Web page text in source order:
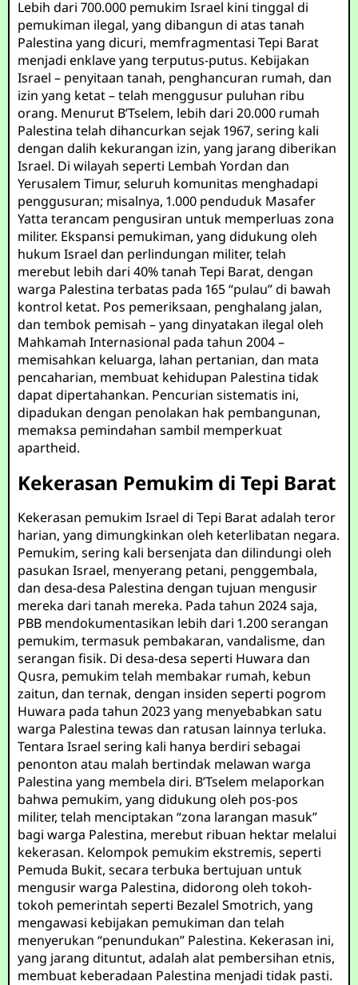
Lebih dari 700.000 pemukim Israel kini tinggal di
pemukiman ilegal, yang dibangun di atas tanah
Palestina yang dicuri, memfragmentasi Tepi Barat
menjadi enklave yang terputus-putus. Kebijakan
Israel – penyitaan tanah, penghancuran rumah, dan
izin yang ketat – telah menggusur puluhan ribu
orang. Menurut B’Tselem, lebih dari 20.000 rumah
Palestina telah dihancurkan sejak 1967, sering kali
dengan dalih kekurangan izin, yang jarang diberikan
Israel. Di wilayah seperti Lembah Yordan dan
Yerusalem Timur, seluruh komunitas menghadapi
penggusuran; misalnya, 1.000 penduduk Masafer
Yatta terancam pengusiran untuk memperluas zona
militer. Ekspansi pemukiman, yang didukung oleh
hukum Israel dan perlindungan militer, telah
merebut lebih dari 40% tanah Tepi Barat, dengan
warga Palestina terbatas pada 165 “pulau” di bawah
kontrol ketat. Pos pemeriksaan, penghalang jalan,
dan tembok pemisah – yang dinyatakan ilegal oleh
Mahkamah Internasional pada tahun 2004 –
memisahkan keluarga, lahan pertanian, dan mata
pencaharian, membuat kehidupan Palestina tidak
dapat dipertahankan. Pencurian sistematis ini,
dipadukan dengan penolakan hak pembangunan,
memaksa pemindahan sambil memperkuat
apartheid.
Kekerasan Pemukim di Tepi Barat
Kekerasan pemukim Israel di Tepi Barat adalah teror
harian, yang dimungkinkan oleh keterlibatan negara.
Pemukim, sering kali bersenjata dan dilindungi oleh
pasukan Israel, menyerang petani, penggembala,
dan desa-desa Palestina dengan tujuan mengusir
mereka dari tanah mereka. Pada tahun 2024 saja,
PBB mendokumentasikan lebih dari 1.200 serangan
pemukim, termasuk pembakaran, vandalisme, dan
serangan fisik. Di desa-desa seperti Huwara dan
Qusra, pemukim telah membakar rumah, kebun
zaitun, dan ternak, dengan insiden seperti pogrom
Huwara pada tahun 2023 yang menyebabkan satu
warga Palestina tewas dan ratusan lainnya terluka.
Tentara Israel sering kali hanya berdiri sebagai
penonton atau malah bertindak melawan warga
Palestina yang membela diri. B’Tselem melaporkan
bahwa pemukim, yang didukung oleh pos-pos
militer, telah menciptakan “zona larangan masuk”
bagi warga Palestina, merebut ribuan hektar melalui
kekerasan. Kelompok pemukim ekstremis, seperti
Pemuda Bukit, secara terbuka bertujuan untuk
mengusir warga Palestina, didorong oleh tokoh-
tokoh pemerintah seperti Bezalel Smotrich, yang
mengawasi kebijakan pemukiman dan telah
menyerukan “penundukan” Palestina. Kekerasan ini,
yang jarang dituntut, adalah alat pembersihan etnis,
membuat keberadaan Palestina menjadi tidak pasti.